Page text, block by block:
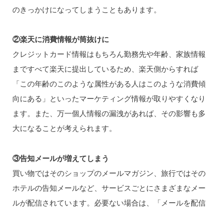
のきっかけになってしまうこともあります。
②楽天に消費情報が筒抜けに
クレジットカード情報はもちろん勤務先や年齢、家族情報
まですべて楽天に提出しているため、楽天側からすれば
「この年齢のこのような属性がある人はこのような消費傾
向にある」といったマーケティング情報が取りやすくなり
ます。また、万一個人情報の漏洩があれば、その影響も多
大になることが考えられます。
③告知メールが増えてしまう
買い物ではそのショップのメールマガジン、旅行ではその
ホテルの告知メールなど、サービスごとにさまざまなメー
ルが配信されています。必要ない場合は、「メールを配信